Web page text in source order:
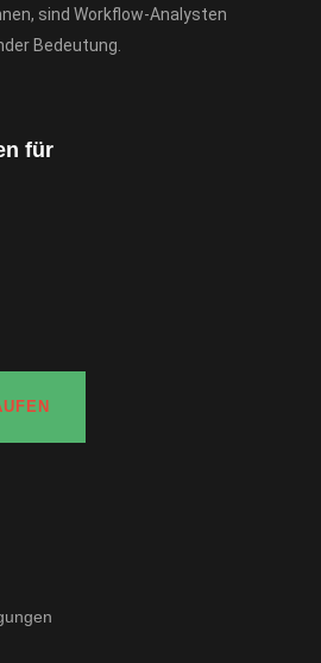
sind Workflow-Analysten
Bedeutung.
für